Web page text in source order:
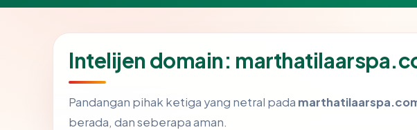
Intelijen domain:
Pandangan pihak ketiga yang netral pada
berada, dan seberapa aman.